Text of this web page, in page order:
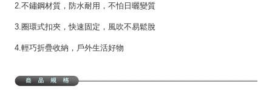
2.不鏽鋼材質，防水耐用，不怕日曬變質
3.圈環式扣夾，快速固定，風吹不易鬆脫
4.輕巧折疊收納，戶外生活好物